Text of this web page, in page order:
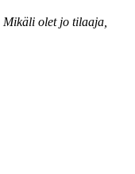
Mikäli olet jo tilaaja,